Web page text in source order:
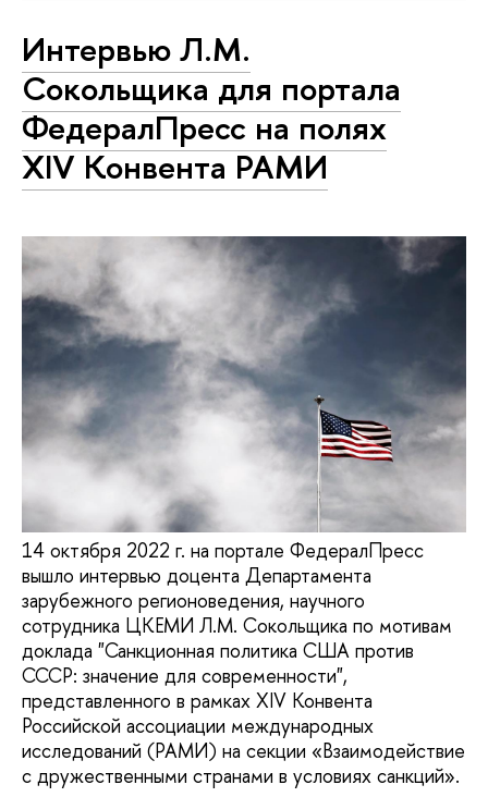
Интервью Л.М.
Сокольщика для портала
ФедералПресс на полях
XIV Конвента РАМИ
14 октября 2022 г. на портале ФедералПресс
вышло интервью доцента Департамента
зарубежного регионоведения, научного
сотрудника ЦКЕМИ Л.М. Сокольщика по мотивам
доклада "Санкционная политика США против
СССР: значение для современности",
представленного в рамках XIV Конвента
Российской ассоциации международных
исследований (РАМИ) на секции «Взаимодействие
с дружественными странами в условиях санкций».